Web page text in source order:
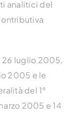
analitici del
26 luglio 2005,
2005 e le
del 1°
2005 e 14